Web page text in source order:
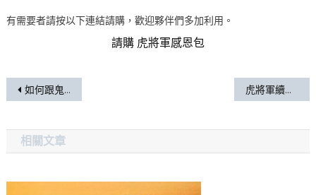
有需要者請按以下連結請購，歡迎夥伴們多加利用。
請購 虎將軍感恩包
如何跟鬼交朋友 虎將軍續約
相關文章